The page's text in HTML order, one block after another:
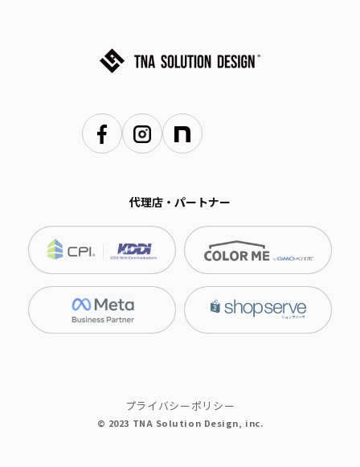
代理店・パートナー
プライバシーポリシー
© 2023 TNA Solution Design, inc.